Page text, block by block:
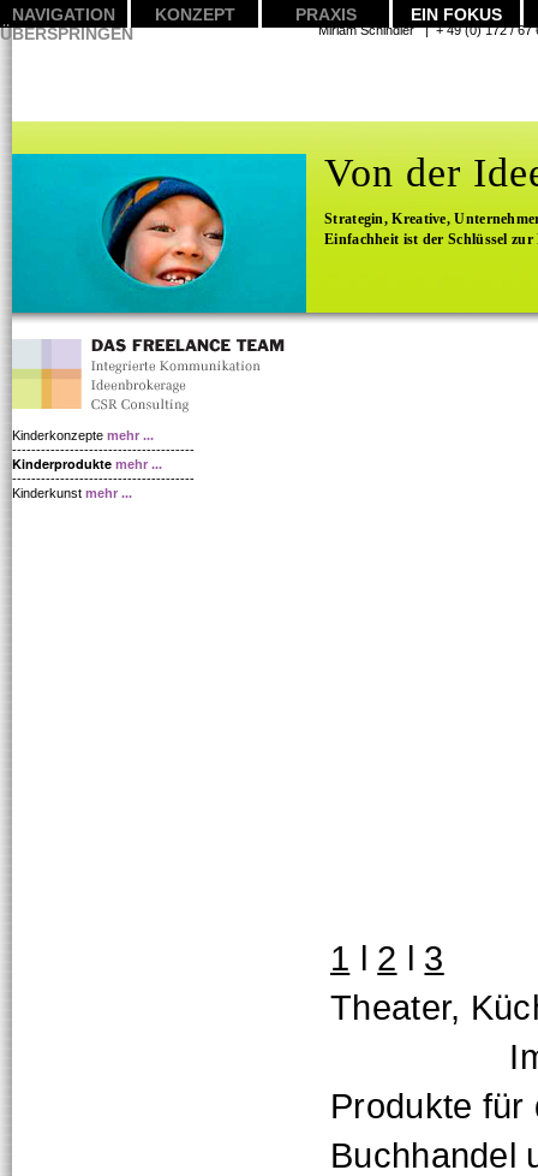
Von der
Strategin, Kreative,
Einfachheit ist der Schlüssel zur
Kinderkonzepte mehr ...
--------------------------------------
Kinderprodukte mehr ...
--------------------------------------
Kinderkunst mehr ...
NAVIGATION
ÜBERSPRINGEN
KONZEPT PRAXIS EIN FOKUS
1 l 2 l 3
Theater,
Produkte für
Buchhandel
Miriam Schindler | + 49 (0)